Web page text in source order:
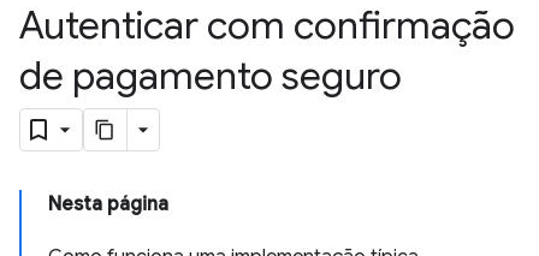
Autenticar com confirmação
de pagamento seguro
Nesta página